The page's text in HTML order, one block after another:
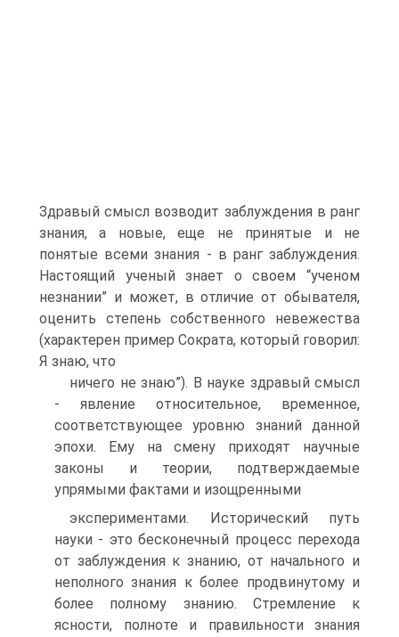
Здравый смысл возводит заблуждения в ранг
знания, а новые, еще не принятые и не
понятые всеми знания - в ранг заблуждения.
Настоящий ученый знает о своем “ученом
незнании” и может, в отличие от обывателя,
оценить степень собственного невежества
(характерен пример Сократа, который говорил:
Я знаю, что
ничего не знаю”). В науке здравый смысл
- явление относительное, временное,
соответствующее уровню знаний данной
эпохи. Ему на смену приходят научные
законы и теории, подтверждаемые
упрямыми фактами и изощренными
экспериментами. Исторический путь
науки - это бесконечный процесс перехода
от заблуждения к знанию, от начального и
неполного знания к более продвинутому и
более полному знанию. Стремление к
ясности, полноте и правильности знания